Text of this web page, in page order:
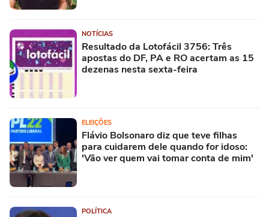
NOTÍCIAS
Resultado da Lotofácil 3756: Três
apostas do DF, PA e RO acertam as 15
dezenas nesta sexta-feira
ELEIÇÕES
Flávio Bolsonaro diz que teve filhas
para cuidarem dele quando for idoso:
'Vão ver quem vai tomar conta de mim'
POLÍTICA